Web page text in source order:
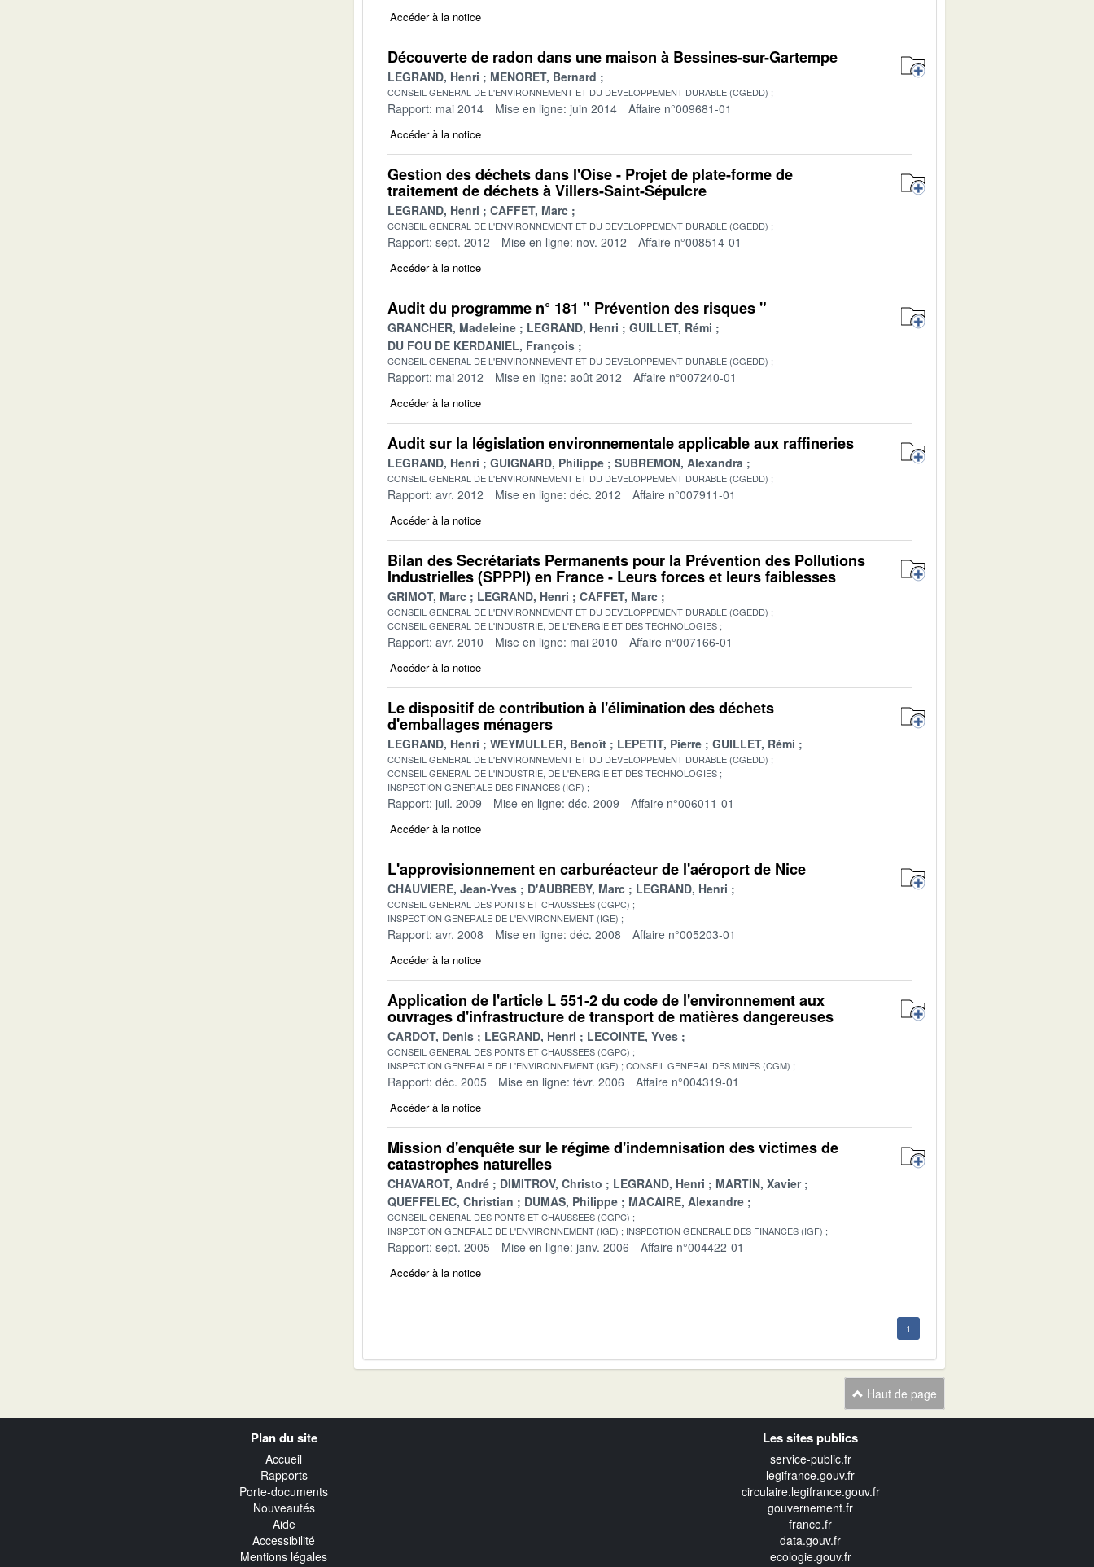
Accéder à la notice
Découverte de radon dans une maison à Bessines-sur-Gartempe
LEGRAND, Henri MENORET, Bernard
CONSEIL GENERAL DE L'ENVIRONNEMENT ET DU DEVELOPPEMENT DURABLE (CGEDD)
Rapport: mai 2014 Mise en ligne: juin 2014 Affaire n°009681-01
Accéder à la notice
Gestion des déchets dans l'Oise - Projet de plate-forme de
traitement de déchets à Villers-Saint-Sépulcre
LEGRAND, Henri CAFFET, Marc
CONSEIL GENERAL DE L'ENVIRONNEMENT ET DU DEVELOPPEMENT DURABLE (CGEDD)
Rapport: sept. 2012 Mise en ligne: nov. 2012 Affaire n°008514-01
Accéder à la notice
Audit du programme n° 181 " Prévention des risques "
GRANCHER, Madeleine LEGRAND, Henri
GUILLET, Rémi
DU FOU DE KERDANIEL, François
CONSEIL GENERAL DE L'ENVIRONNEMENT ET DU DEVELOPPEMENT DURABLE (CGEDD)
Rapport: mai 2012 Mise en ligne: août 2012 Affaire n°007240-01
Accéder à la notice
Audit sur la législation environnementale applicable aux raffineries
LEGRAND, Henri GUIGNARD, Philippe SUBREMON, Alexandra
CONSEIL GENERAL DE L'ENVIRONNEMENT ET DU DEVELOPPEMENT DURABLE (CGEDD)
Rapport: avr. 2012 Mise en ligne: déc. 2012 Affaire n°007911-01
Accéder à la notice
Bilan des Secrétariats Permanents pour la Prévention des Pollutions
Industrielles (SPPPI) en France - Leurs forces et leurs faiblesses
GRIMOT, Marc LEGRAND, Henri CAFFET, Marc
CONSEIL GENERAL DE L'ENVIRONNEMENT ET DU DEVELOPPEMENT DURABLE (CGEDD)
CONSEIL GENERAL DE L'INDUSTRIE, DE L'ENERGIE ET DES TECHNOLOGIES
Rapport: avr. 2010 Mise en ligne: mai 2010 Affaire n°007166-01
Accéder à la notice
Le dispositif de contribution à l'élimination des déchets
d'emballages ménagers
LEGRAND, Henri WEYMULLER, Benoît LEPETIT, Pierre GUILLET, Rémi
CONSEIL GENERAL DE L'ENVIRONNEMENT ET DU DEVELOPPEMENT DURABLE (CGEDD)
CONSEIL GENERAL DE L'INDUSTRIE, DE L'ENERGIE ET DES TECHNOLOGIES
INSPECTION GENERALE DES FINANCES (IGF)
Rapport: juil. 2009 Mise en ligne: déc. 2009 Affaire n°006011-01
Accéder à la notice
L'approvisionnement en carburéacteur de l'aéroport de Nice
CHAUVIERE, Jean-Yves D'AUBREBY, Marc LEGRAND, Henri
CONSEIL GENERAL DES PONTS ET CHAUSSEES (CGPC)
INSPECTION GENERALE DE L'ENVIRONNEMENT (IGE)
Rapport: avr. 2008 Mise en ligne: déc. 2008 Affaire n°005203-01
Accéder à la notice
Application de l'article L 551-2 du code de l'environnement aux
ouvrages d'infrastructure de transport de matières dangereuses
CARDOT, Denis LEGRAND, Henri LECOINTE, Yves
CONSEIL GENERAL DES PONTS ET CHAUSSEES (CGPC)
INSPECTION GENERALE DE L'ENVIRONNEMENT (IGE)
CONSEIL GENERAL DES MINES (CGM)
Rapport: déc. 2005 Mise en ligne: févr. 2006 Affaire n°004319-01
Accéder à la notice
Mission d'enquête sur le régime d'indemnisation des victimes de
catastrophes naturelles
CHAVAROT, André DIMITROV, Christo LEGRAND, Henri
MARTIN, Xavier
QUEFFELEC, Christian
DUMAS, Philippe MACAIRE, Alexandre
CONSEIL GENERAL DES PONTS ET CHAUSSEES (CGPC)
INSPECTION GENERALE DE L'ENVIRONNEMENT (IGE)
INSPECTION GENERALE DES FINANCES (IGF)
Rapport: sept. 2005 Mise en ligne: janv. 2006 Affaire n°004422-01
Accéder à la notice
1
Haut de page
Plan du site
Accueil
Rapports
Porte-documents
Nouveautés
Aide
Accessibilité
Mentions légales
Les sites publics
service-public.fr
legifrance.gouv.fr
circulaire.legifrance.gouv.fr
gouvernement.fr
france.fr
data.gouv.fr
ecologie.gouv.fr